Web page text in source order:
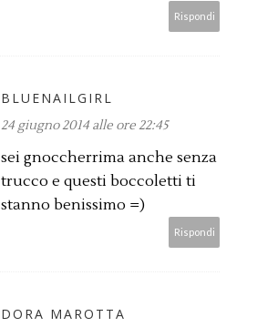
Rispondi
BLUENAILGIRL
24 giugno 2014 alle ore 22:45
sei gnoccherrima anche senza
trucco e questi boccoletti ti
stanno benissimo =)
Rispondi
DORA MAROTTA